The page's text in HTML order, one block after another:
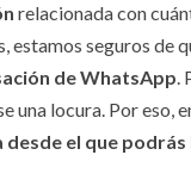
relacionada con
estamos seguros de
de WhatsApp.
una locura. Por eso,
el que